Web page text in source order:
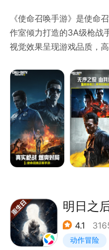
《使命召唤手游》是使命
作室倾力打造的3A级枪战
视觉效果呈现游戏品质，
奖励的搭配，使得每个玩
在！海量枪械配件及武器
的样式。
全新多人对战模式玩法—
版终极技能！尽在破坏乱
全新使命战场模式玩法—
生岛上，使用自定义武器
步枪，中距离威力出众。
新战场芯片—电击芯片：
敌人和装置施加电击效果。
平衡性调整：SO-14、
明日之
4.1
动作冒险